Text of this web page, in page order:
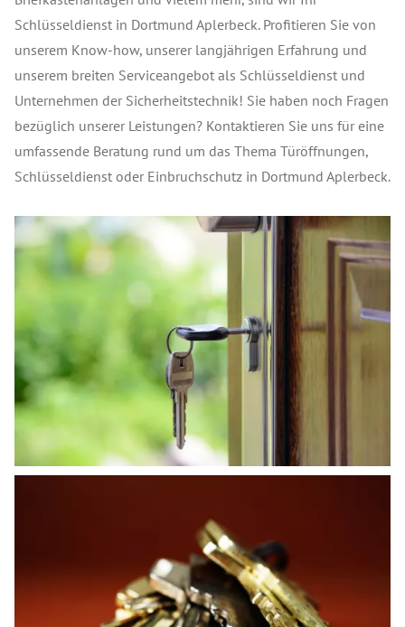
Schlüsseldienst in Dortmund Aplerbeck. Profitieren Sie von
unserem Know-how, unserer langjährigen Erfahrung und
unserem breiten Serviceangebot als Schlüsseldienst und
Unternehmen der Sicherheitstechnik! Sie haben noch Fragen
bezüglich unserer Leistungen? Kontaktieren Sie uns für eine
umfassende Beratung rund um das Thema Türöffnungen,
Schlüsseldienst oder Einbruchschutz in Dortmund Aplerbeck.